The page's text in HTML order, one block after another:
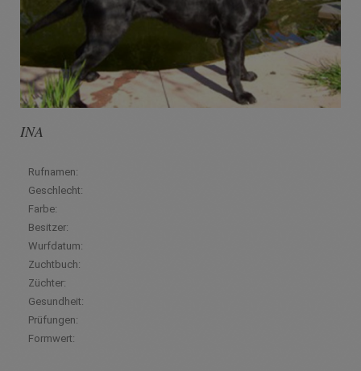
INA
Rufnamen:
Geschlecht:
Farbe:
Besitzer:
Wurfdatum:
Zuchtbuch:
Züchter:
Gesundheit:
Prüfungen:
Formwert: